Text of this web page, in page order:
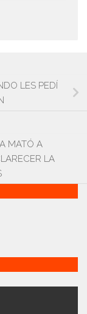
LES PEDÍ
MATÓ A
LA